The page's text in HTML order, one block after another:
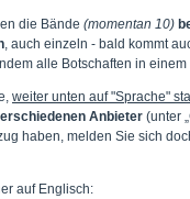
die Bände (momentan 10)
, auch einzeln - bald kommt
alle Botschaften in
weiter unten auf "Sprache"
Anbieter (unter
haben, melden Sie sich
auf Englisch: